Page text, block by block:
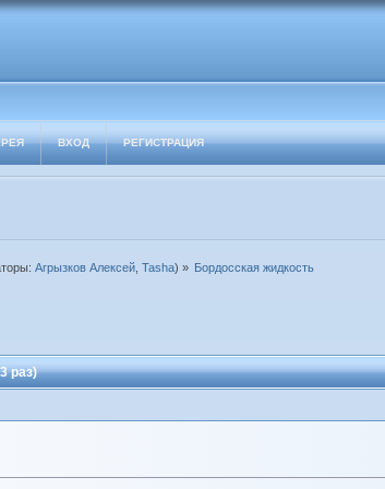
ВХОД РЕГИСТРАЦИЯ
Агрызков Алексей, Tasha) » Бордосская жидкость
раз)